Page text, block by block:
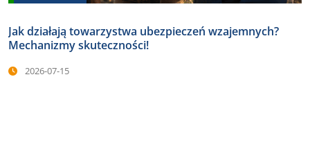
Jak działają towarzystwa ubezpieczeń wzajemnych?
Mechanizmy skuteczności!
2026-07-15